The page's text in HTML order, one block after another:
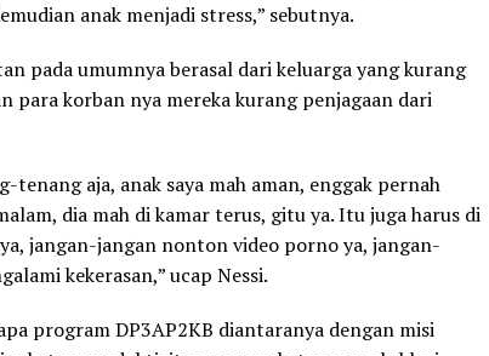
anak menjadi stress,” sebutnya.
pada umumnya berasal dari keluarga yang kurang
para korban nya mereka kurang penjagaan dari
tenang aja, anak saya mah aman, enggak pernah
dia mah di kamar terus, gitu ya. Itu juga harus di
jangan-jangan nonton video porno ya, jangan-
kekerasan,” ucap Nessi.
program DP3AP2KB diantaranya dengan misi